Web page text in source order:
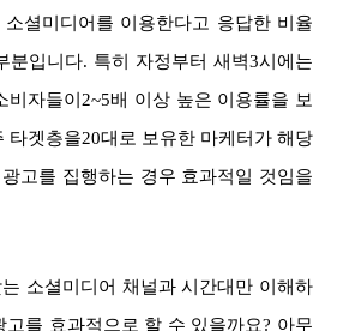
셜미디어를 이용한다고 응답한 비율
분입니다. 특히 자정부터 새벽3시에는
비자들이2~5배 이상 높은 이용률을 보
타겟층을20대로 보유한 마케터가 해당
고를 집행하는 경우 효과적일 것임을
소셜미디어 채널과 시간대만 이해하
고를 효과적으로 할 수 있을까요? 아무